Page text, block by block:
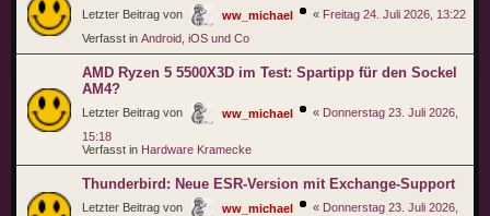
Letzter Beitrag von ww_michael « Freitag 24. Juli 2026, 13:22
Verfasst in Android, iOS und Co
AMD Ryzen 5 5500X3D im Test: Spartipp für den Sockel
AM4?
Letzter Beitrag von ww_michael « Donnerstag 23. Juli 2026,
15:18
Verfasst in Hardware Kramecke
Thunderbird: Neue ESR-Version mit Exchange-Support
Letzter Beitrag von ww_michael « Donnerstag 23. Juli 2026,